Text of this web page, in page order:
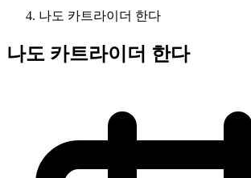
나도 카트라이더 한다
나도 카트라이더 한다